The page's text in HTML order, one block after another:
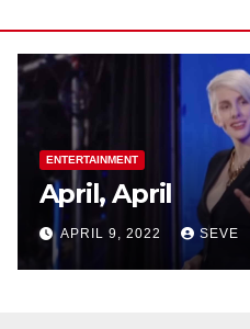
ENTERTAINMENT
April, April
APRIL 9, 2022 SEVE